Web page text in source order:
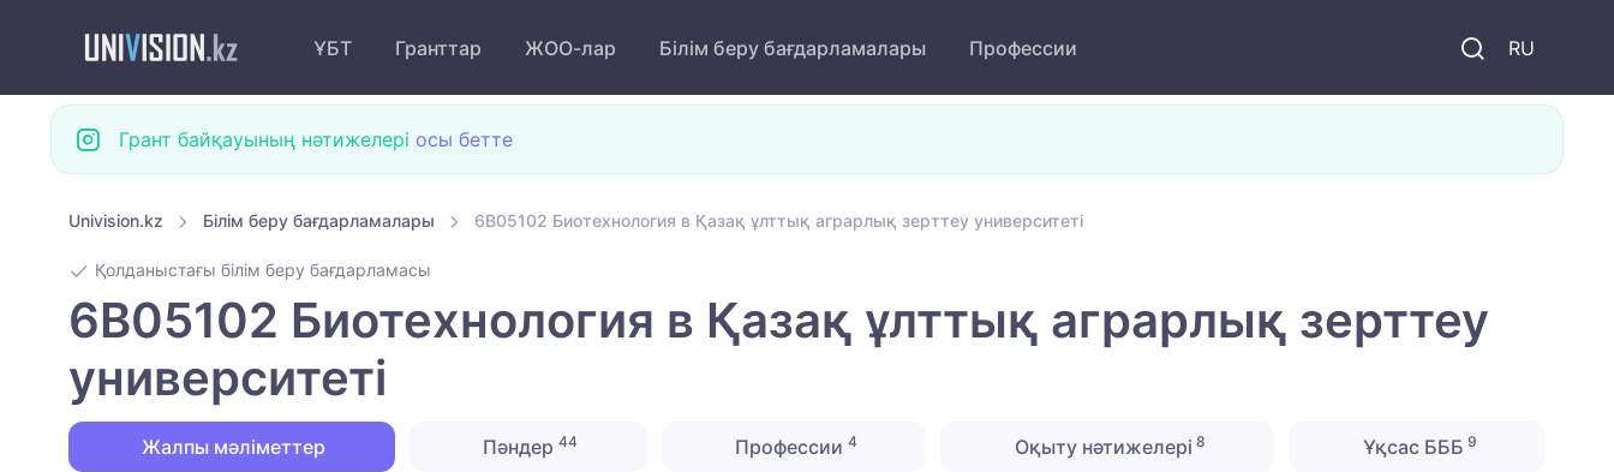
RU
ҰБТ Гранттар ЖОО-лар Білім беру бағдарламалары Профессии
Грант байқауының нәтижелері осы бетте
Univision.kz Білім беру бағдарламалары 6B05102 Биотехнология в Қазақ ұлттық аграрлық зерттеу университеті
Қолданыстағы білім беру бағдарламасы
6B05102 Биотехнология в Қазақ ұлттық аграрлық зерттеу
университеті
Жалпы мәліметтер Пәндер44 Профессии 4 Оқыту нәтижелері 8 Ұқсас БББ 9